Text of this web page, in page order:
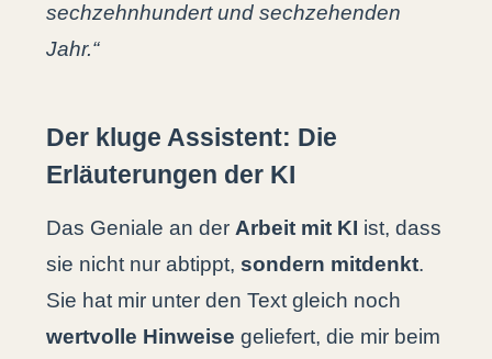
sechzehnhundert und sechzehenden
Jahr.“
Der kluge Assistent: Die
Erläuterungen der KI
Das Geniale an der Arbeit mit KI ist, dass
sie nicht nur abtippt, sondern mitdenkt.
Sie hat mir unter den Text gleich noch
wertvolle Hinweise geliefert, die mir beim